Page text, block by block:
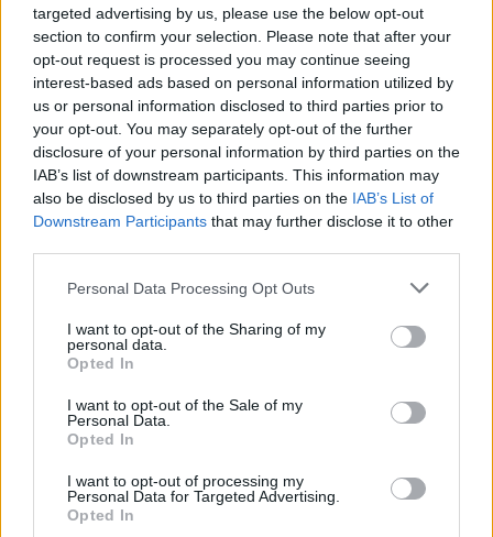
targeted advertising by us, please use the below opt-out
section to confirm your selection. Please note that after your
opt-out request is processed you may continue seeing
interest-based ads based on personal information utilized by
us or personal information disclosed to third parties prior to
your opt-out. You may separately opt-out of the further
disclosure of your personal information by third parties on the
IAB’s list of downstream participants. This information may
also be disclosed by us to third parties on the IAB’s List of
Downstream Participants that may further disclose it to other
Please note that this website/app uses one or more Google
not limited to your visit or usage behaviour. You may click to
grant or deny consent to Google and its third-party tags to
use your data for below specified purposes in below Google
consent section.
Personal Data Processing Opt Outs
I want to opt-out of the Sharing of my
personal data.
Opted In
I want to opt-out of the Sale of my
Personal Data.
Opted In
I want to opt-out of processing my
Personal Data for Targeted Advertising.
Opted In
TOP IN EMIRATI ARABI UNITI